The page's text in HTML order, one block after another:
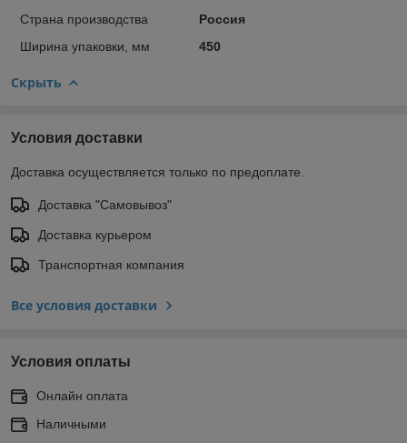
Страна производства
Россия
Ширина упаковки, мм
450
Скрыть
Условия доставки
Доставка осуществляется только по предоплате.
Доставка "Самовывоз"
Доставка курьером
Транспортная компания
Все условия доставки
Условия оплаты
Онлайн оплата
Наличными